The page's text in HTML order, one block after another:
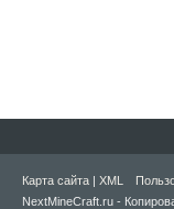
Карта сайта | XML
NextMineCraft.ru -